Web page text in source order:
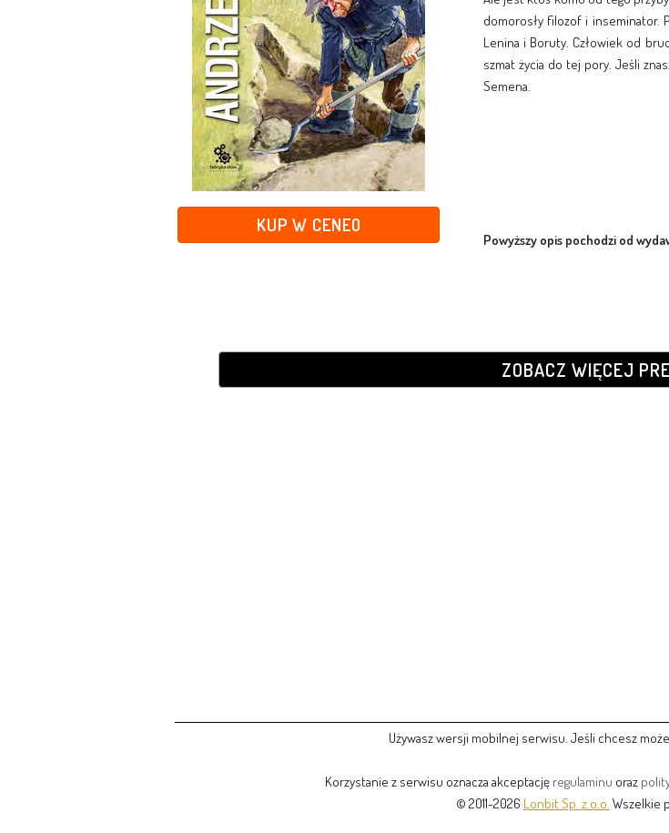
KUP W CENEO
domorosły filozof i inseminator.
Lenina i Boruty. Człowiek od
szmat życia do tej pory. Jeśli
Semena.
Powyższy opis pochodzi od
ZOBACZ WIĘCEJ
Używasz wersji mobilnej serwisu. Jeśli chcesz
Korzystanie z serwisu oznacza akceptację regulaminu oraz
© 2011-2026 Lonbit Sp. z o.o. Wszelkie